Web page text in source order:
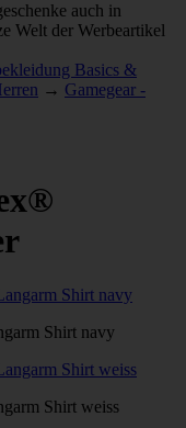
auch in
Welt der Werbeartikel
Basics &
→ Gamegear -
Shirt navy
Shirt weiss